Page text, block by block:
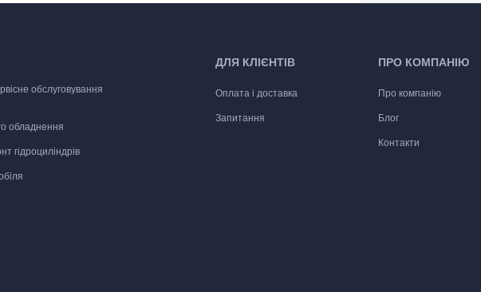
обслуговування
обладнення
гідроциліндрів
ДЛЯ КЛІЄНТІВ
Оплата і доставка
Запитання
ПРО КОМПАНІЮ
Про компанію
Блог
Контакти